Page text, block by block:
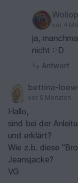
vor 4
ja,
nicht :-D
Antwort
bettina-
vor 6 Monaten
Hallo,
sind bei der
und erklärt?
Wie z.b. diese
Jeansjacke?
VG